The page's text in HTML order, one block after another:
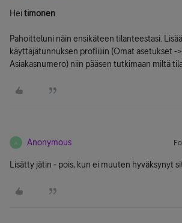
Heitimonen
Pahoitteluni näin ensikäteen tilanteestasi.
käyttäjätunnuksen profiiliin (Omat asetukset -
Asiakasnumero) niin pääsen tutkimaan miltä
A Anonymous
Lisätty jätin - pois, kun ei muuten hyväksynyt